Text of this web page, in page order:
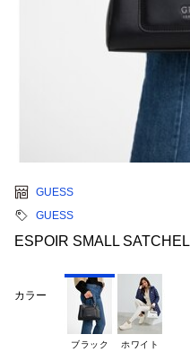
GUESS
GUESS
ESPOIR SMALL SATCHEL
カラー
ブラック ホワイト